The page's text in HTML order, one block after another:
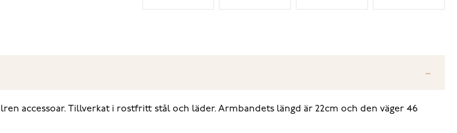
accessoar. Tillverkat i rostfritt stål och läder. Armbandets längd är 22cm och den väger 46